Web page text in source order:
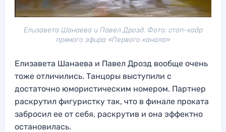
Елизавета Шанаева и Павел Дрозд. Фото: стоп-кадр
прямого эфира «Первого канала»
Елизавета Шанаева и Павел Дрозд вообще очень
тоже отличились. Танцоры выступили с
достаточно юмористическим номером. Партнер
раскрутил фигуристку так, что в финале проката
забросил ее от себя, раскрутив и она эффектно
остановилась.